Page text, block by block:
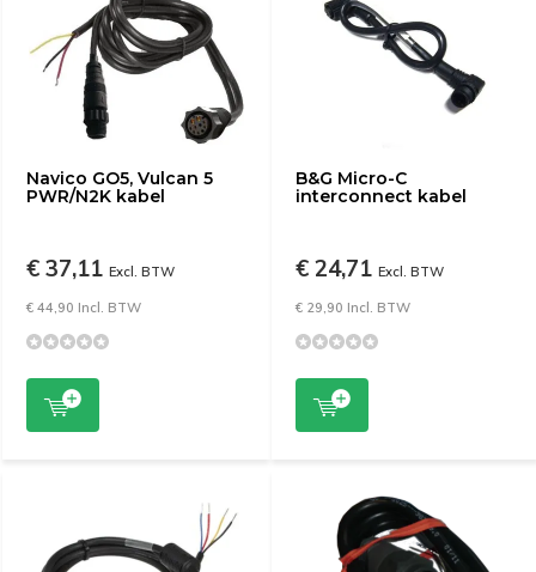
Navico GO5, Vulcan 5
PWR/N2K kabel
€ 37,11 Excl. BTW
€ 44,90 Incl. BTW
B&G Micro-C
interconnect kabel
€ 24,71 Excl. BTW
€ 29,90 Incl. BTW